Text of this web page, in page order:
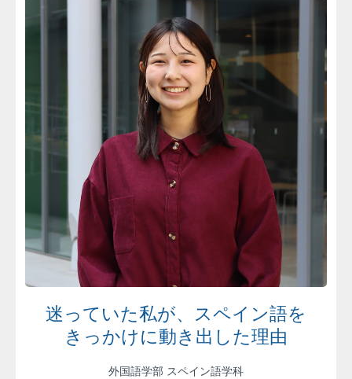
迷っていた私が、スペイン語を
きっかけに動き出した理由
外国語学部 スペイン語学科